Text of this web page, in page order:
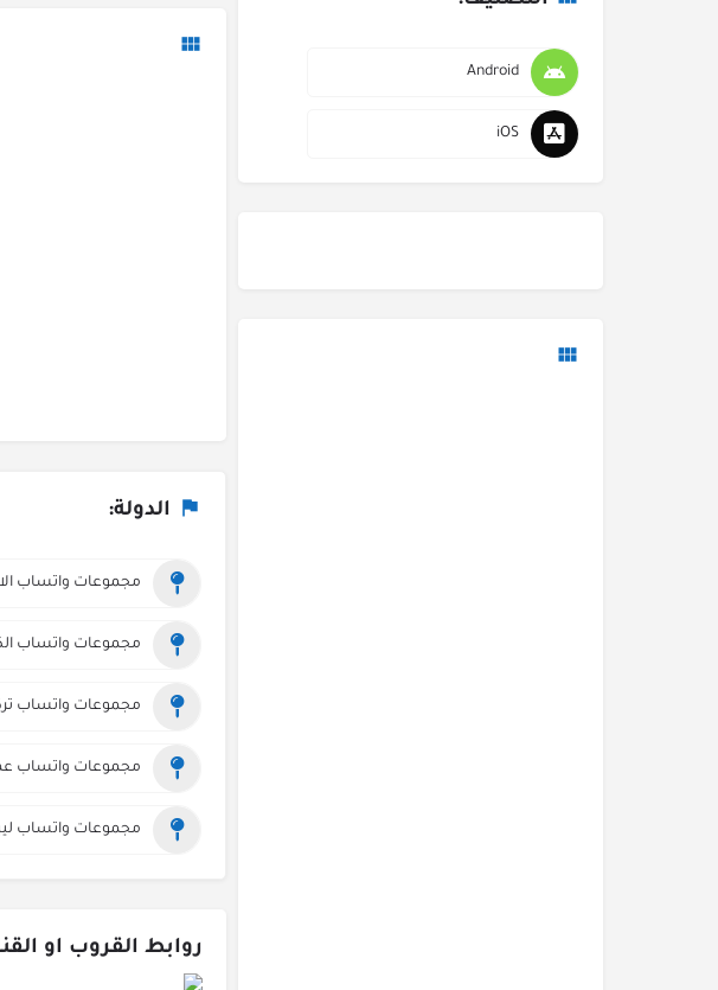
Android
iOS
الدولة:
مجموعات واتساب
مجموعات واتساب
مجموعات واتساب
مجموعات واتساب
مجموعات واتساب
روابط القروب او